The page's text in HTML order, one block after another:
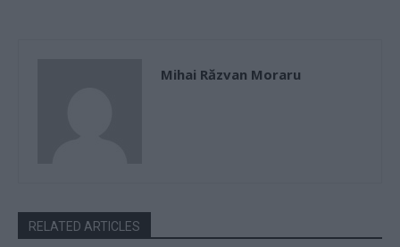
Mihai Răzvan Moraru
RELATED ARTICLES